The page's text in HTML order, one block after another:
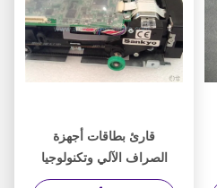
قارئ بطاقات أجهزة
الصراف الآلي وتكنولوجيا
المعلومات والاتصالات من